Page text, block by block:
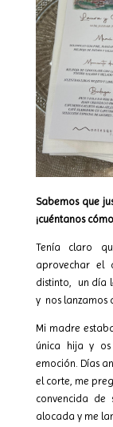
Sabemos que
¡cuéntanos
Tenía claro
aprovechar
distinto,
un día
y nos lanzamos
Mi madre
única hija y
emoción. Días
el corte, me
convencida
alocada y me